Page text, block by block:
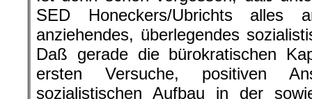
SED Honeckers/Ubrichts alles
anziehendes, überlegendes
Daß gerade die bürokratischen
ersten Versuche, positiven
sozialistischen Aufbau in der